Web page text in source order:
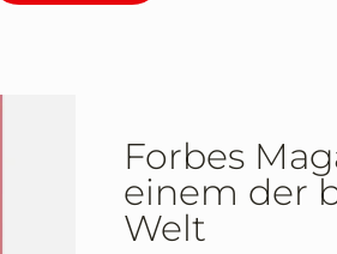
Forbes
einem der
Welt